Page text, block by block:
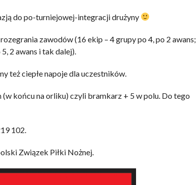
do po-turniejowej-integracji drużyny
zawodów (16 ekip – 4 grupy po 4, po 2 awans;
2 awans i tak dalej).
też ciepłe napoje dla uczestników.
końcu na orliku) czyli bramkarz + 5 w polu. Do tego
102.
Związek Piłki Nożnej.